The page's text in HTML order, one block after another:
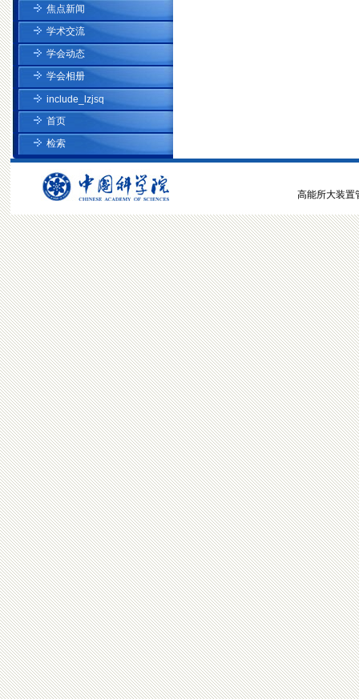
焦点新闻
学术交流
学会动态
学会相册
include_lzjsq
首页
检索
高能所大装置